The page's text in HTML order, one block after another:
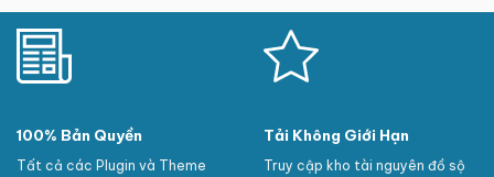
100% Bản Quyền
Tất cả các Plugin và Theme
Tải Không Giới Hạn
Truy cập kho tài nguyên đồ sộ